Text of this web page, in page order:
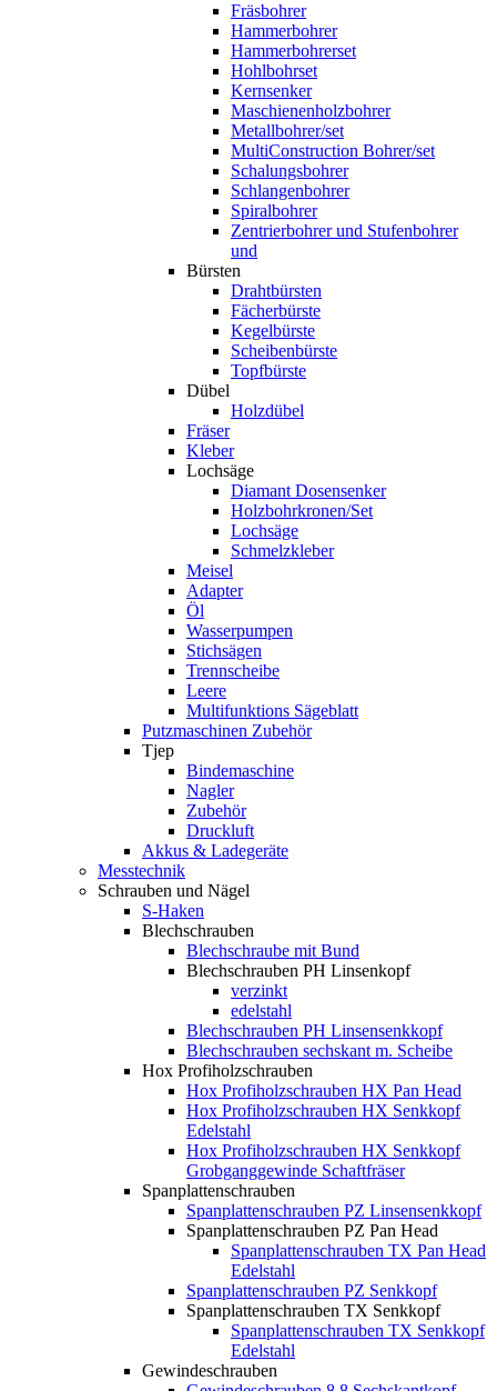
Fräsbohrer
Hammerbohrer
Hammerbohrerset
Hohlbohrset
Kernsenker
Maschienenholzbohrer
Metallbohrer/set
MultiConstruction Bohrer/set
Schalungsbohrer
Schlangenbohrer
Spiralbohrer
Zentrierbohrer und Stufenbohrer
und
Bürsten
Drahtbürsten
Fächerbürste
Kegelbürste
Scheibenbürste
Topfbürste
Dübel
Holzdübel
Fräser
Kleber
Lochsäge
Diamant Dosensenker
Holzbohrkronen/Set
Lochsäge
Schmelzkleber
Meisel
Adapter
Öl
Wasserpumpen
Stichsägen
Trennscheibe
Leere
Multifunktions Sägeblatt
Putzmaschinen Zubehör
Tjep
Bindemaschine
Nagler
Zubehör
Druckluft
Akkus & Ladegeräte
Messtechnik
Schrauben und Nägel
S-Haken
Blechschrauben
Blechschraube mit Bund
Blechschrauben PH Linsenkopf
verzinkt
edelstahl
Blechschrauben PH Linsensenkkopf
Blechschrauben sechskant m. Scheibe
Hox Profiholzschrauben
Hox Profiholzschrauben HX Pan Head
Hox Profiholzschrauben HX Senkkopf
Edelstahl
Hox Profiholzschrauben HX Senkkopf
Grobganggewinde Schaftfräser
Spanplattenschrauben
Spanplattenschrauben PZ Linsensenkkopf
Spanplattenschrauben PZ Pan Head
Spanplattenschrauben TX Pan Head
Edelstahl
Spanplattenschrauben PZ Senkkopf
Spanplattenschrauben TX Senkkopf
Spanplattenschrauben TX Senkkopf
Edelstahl
Gewindeschrauben